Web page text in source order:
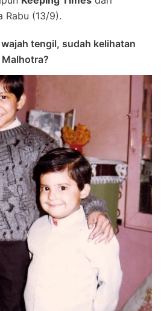
Rabu (13/9).
tengil, sudah kelihatan